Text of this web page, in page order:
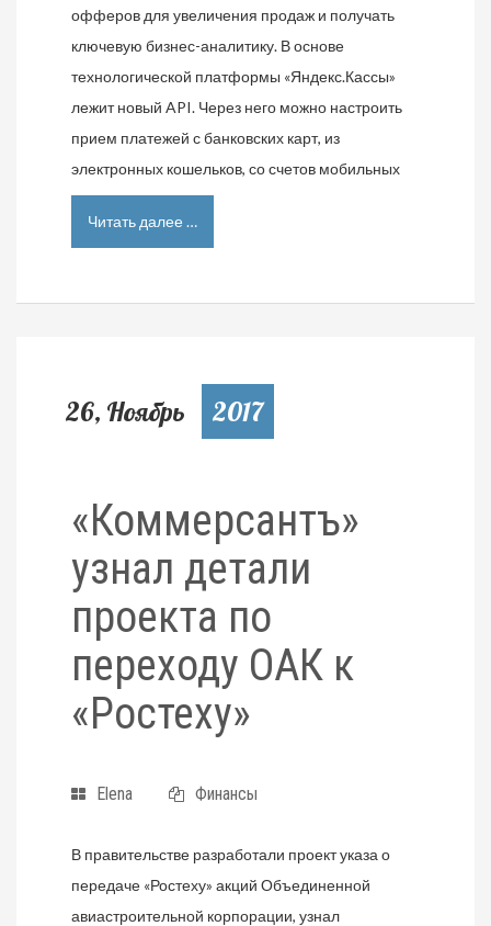
офферов для увеличения продаж и получать
ключевую бизнес-аналитику. В основе
технологической платформы «Яндекс.Кассы»
лежит новый API. Через него можно настроить
прием платежей с банковских карт, из
электронных кошельков, со счетов мобильных
Читать далее …
26, Ноябрь 2017
«Коммерсантъ»
узнал детали
проекта по
переходу ОАК к
«Ростеху»
Elena Финансы
В правительстве разработали проект указа о
передаче «Ростеху» акций Объединенной
авиастроительной корпорации, узнал